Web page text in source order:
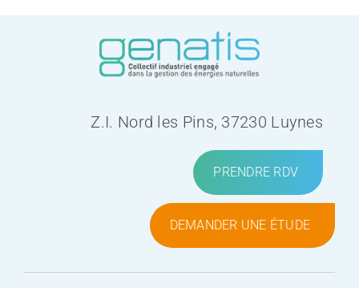
Z.I. Nord les Pins, 37230 Luynes
PRENDRE RDV
DEMANDER UNE ÉTUDE